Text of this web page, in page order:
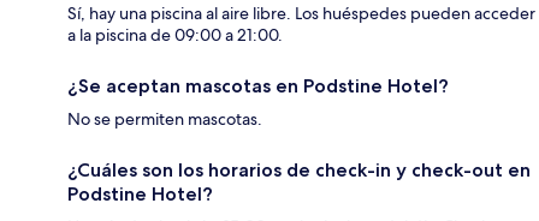
Sí, hay una piscina al aire libre. Los huéspedes pueden acceder
a la piscina de 09:00 a 21:00.
¿Se aceptan mascotas en Podstine Hotel?
No se permiten mascotas.
¿Cuáles son los horarios de check-in y check-out en
Podstine Hotel?